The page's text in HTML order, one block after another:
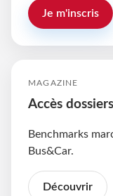
Je m'inscris
MAGAZINE
Accès dossiers
Benchmarks
Bus&Car.
Découvrir